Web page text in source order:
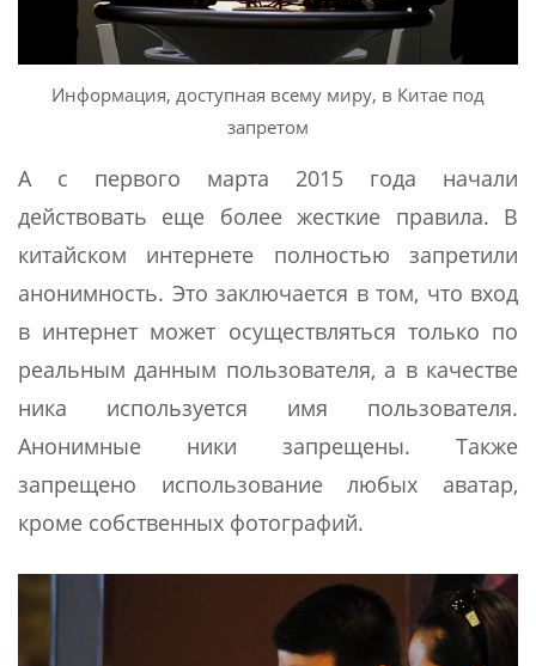
Информация, доступная всему миру, в Китае под
запретом
А с первого марта 2015 года начали
действовать еще более жесткие правила. В
китайском интернете полностью запретили
анонимность. Это заключается в том, что вход
в интернет может осуществляться только по
реальным данным пользователя, а в качестве
ника используется имя пользователя.
Анонимные ники запрещены. Также
запрещено использование любых аватар,
кроме собственных фотографий.